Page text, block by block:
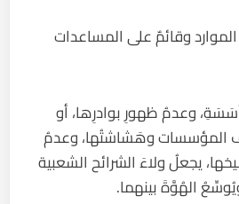
وقائمٌ على المساعدات
وعدمُ ظهورِ بوادرِها، أو
المؤسسات وهَشاشتُها، وعدمُ
يجعلُ ولاءَ الشرائح الشعبية
الهُوَّةَ بينهما.